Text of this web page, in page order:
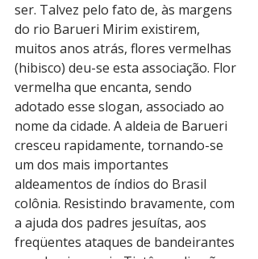
ser. Talvez pelo fato de, às margens
do rio Barueri Mirim existirem,
muitos anos atrás, flores vermelhas
(hibisco) deu-se esta associação. Flor
vermelha que encanta, sendo
adotado esse slogan, associado ao
nome da cidade. A aldeia de Barueri
cresceu rapidamente, tornando-se
um dos mais importantes
aldeamentos de índios do Brasil
colônia. Resistindo bravamente, com
a ajuda dos padres jesuítas, aos
freqüentes ataques de bandeirantes